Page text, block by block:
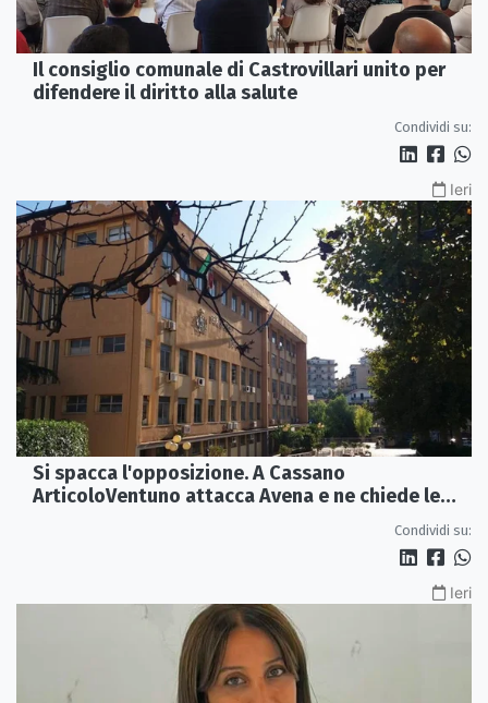
Il consiglio comunale di Castrovillari unito per
difendere il diritto alla salute
Condividi su:
Ieri
Si spacca l'opposizione. A Cassano
ArticoloVentuno attacca Avena e ne chiede le
Condividi su:
Ieri